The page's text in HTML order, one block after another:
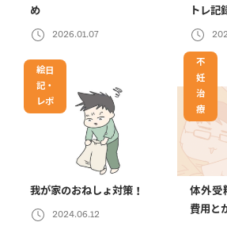
め
2026.01.07
トレ記
絵日
記・
レポ
我が家のおねしょ対策！
2024.06.12
不
妊
治
療
体外受
費用と